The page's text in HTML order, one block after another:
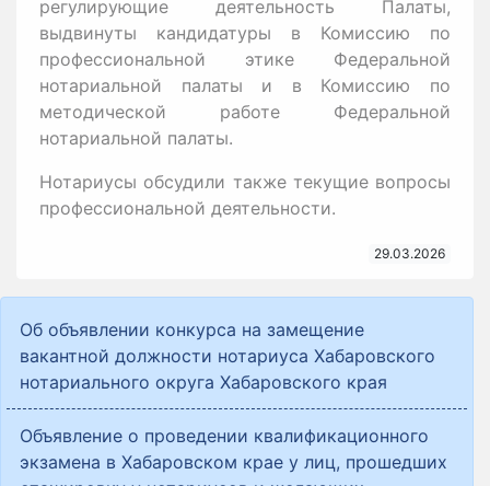
регулирующие деятельность Палаты,
выдвинуты кандидатуры в Комиссию по
профессиональной этике Федеральной
нотариальной палаты и в Комиссию по
методической работе Федеральной
нотариальной палаты.
Нотариусы обсудили также текущие вопросы
профессиональной деятельности.
29.03.2026
Об объявлении конкурса на замещение
вакантной должности нотариуса Хабаровского
нотариального округа Хабаровского края
Объявление о проведении квалификационного
экзамена в Хабаровском крае у лиц, прошедших